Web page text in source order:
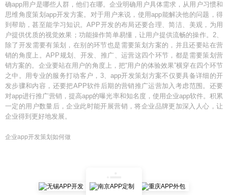
确app用户是哪些人群，他们在哪。企业明确用户具体需求，从用户习惯和
思维角度策划app开发方案。对于用户来说，使用app能解决他的问题，得
到帮助，甚至能学习知识。APP开发的布局还要合理、简洁、美观，为用
户提供优质的视觉效果；功能操作简单易懂，让用户提供流畅的操作。2、
除了开发需要有策划，在别的环节也是需要策划方案的，并且还要站在营
销的角度上。APP规划、开发、推广、运营这四个环节，都是需要策划营
销方案的。企业要站在用户的角度上，把“用户的体验效果”横穿在四个环节
之中。用专业的服务打动客户，3、app开发策划方案不仅要具备详细的开
发步骤和内容，还要把APP软件后期的营销推广运营加入考虑范围。还要
对app进行推广营销，提高app的曝光率和知名度，使用企业app软件。积累
一定的用户数量后，企业此时能开展营销，将企业品牌更加深入人心，让
企业得到更好地发展。
企业app开发策划如何做